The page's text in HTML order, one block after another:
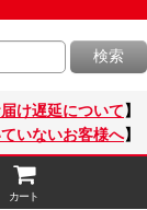
検索
け遅延について】
いないお客様へ】
カート